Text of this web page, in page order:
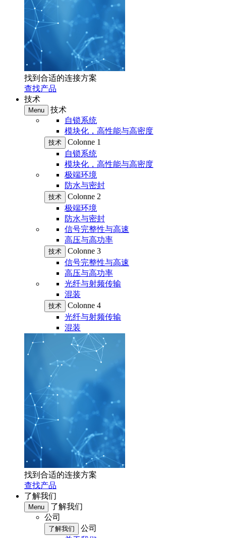
找到合适的连接方案
查找产品
技术
Menu
技术
自锁系统
模块化，高性能与高密度
技术
Colonne 1
自锁系统
模块化，高性能与高密度
极端环境
防水与密封
技术
Colonne 2
极端环境
防水与密封
信号完整性与高速
高压与高功率
技术
Colonne 3
信号完整性与高速
高压与高功率
光纤与射频传输
混装
技术
Colonne 4
光纤与射频传输
混装
找到合适的连接方案
查找产品
了解我们
Menu
了解我们
公司
了解我们
公司